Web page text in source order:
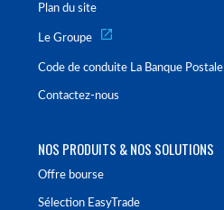
Plan du site
Le Groupe
Code de conduite La Banque Postale
Contactez-nous
NOS PRODUITS & NOS SOLUTIONS
Offre bourse
Sélection EasyTrade